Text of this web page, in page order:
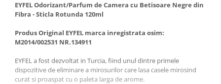
EYFEL Odorizant/Parfum de Camera cu Betisoare Negre din
Fibra - Sticla Rotunda 120ml
Produs Original EYFEL marca inregistrata osim:
M2014/002531 NR.134911
EYFEL a fost dezvoltat in Turcia, fiind unul dintre primele
dispozitive de eliminare a mirosurilor care lasa casele mirosind
curat si proaspat cu o paleta larga de arome.